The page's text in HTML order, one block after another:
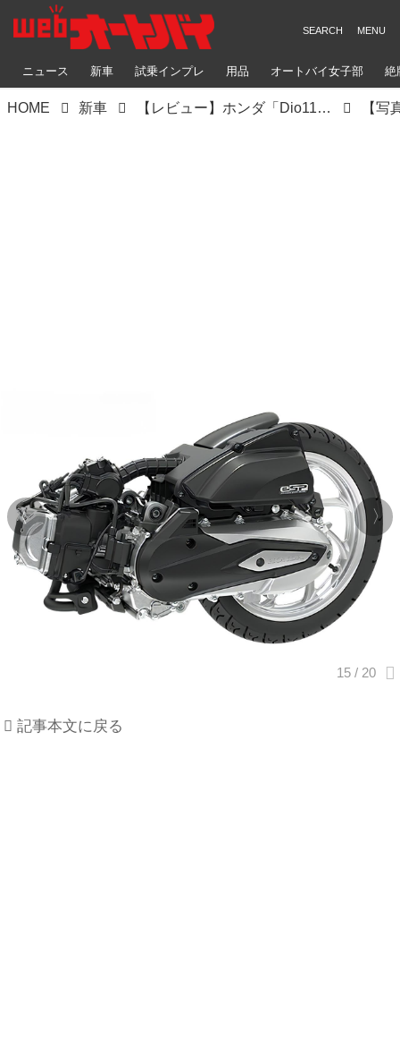
ニュース 新車 試乗インプレ 用品 オートバイ女子部 絶
HOME 新車 【レビュー】ホンダ「Dio110 Lite」インプレ｜国内初試乗！ 使い勝手の良さはそのまま！ 手頃な価格が魅力の新原付
記事本文に戻る